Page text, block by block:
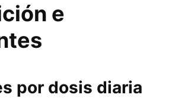
e
por dosis diaria